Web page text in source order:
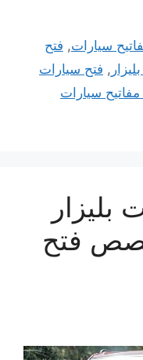
سيارات, فتح
, فتح سيارات
سيارات
بليزار
متخصص فتح